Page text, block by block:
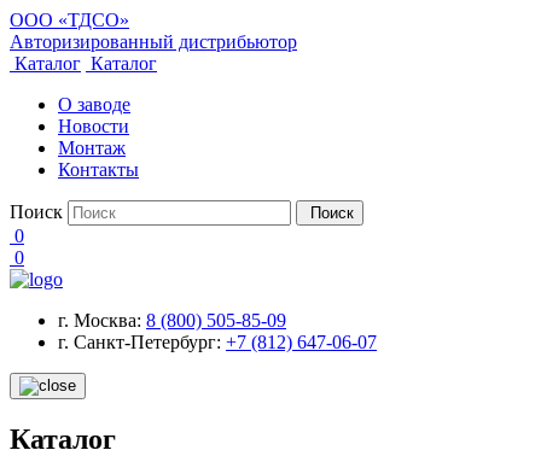
ООО «ТДСО»
Авторизированный дистрибьютор
Каталог Каталог
О заводе
Новости
Монтаж
Контакты
Поиск Поиск
0
0
г. Москва: 8 (800) 505-85-09
г. Санкт-Петербург: +7 (812) 647-06-07
Каталог